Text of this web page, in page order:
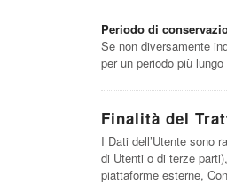
Periodo di
Se non diversamente
per un periodo più
Finalità del
I Dati dell’Utente sono
di Utenti o di terze
piattaforme esterne,